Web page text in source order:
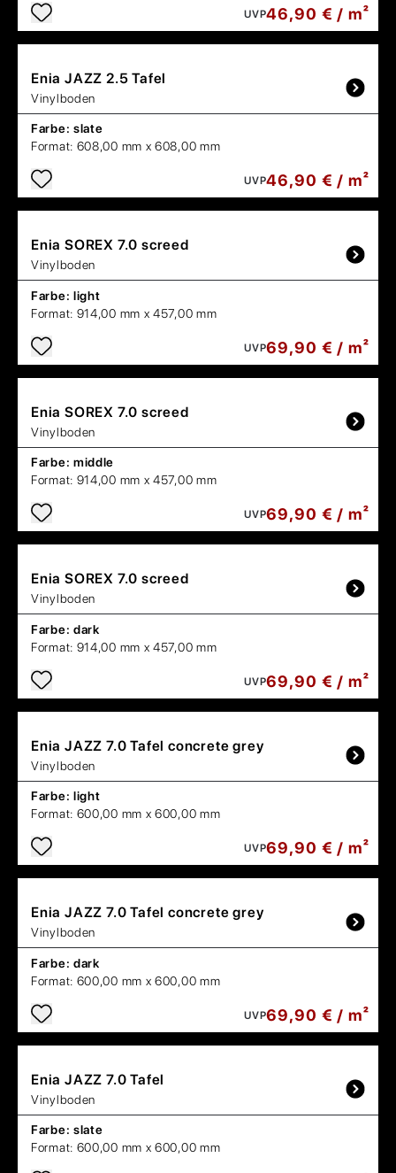
UVP46,90 € / m²
Enia JAZZ 2.5 Tafel
Vinylboden
Farbe: slate
Format: 608,00 mm x 608,00 mm
UVP46,90 € / m²
Enia SOREX 7.0 screed
Vinylboden
Farbe: light
Format: 914,00 mm x 457,00 mm
UVP69,90 € / m²
Enia SOREX 7.0 screed
Vinylboden
Farbe: middle
Format: 914,00 mm x 457,00 mm
UVP69,90 € / m²
Enia SOREX 7.0 screed
Vinylboden
Farbe: dark
Format: 914,00 mm x 457,00 mm
UVP69,90 € / m²
Enia JAZZ 7.0 Tafel concrete grey
Vinylboden
Farbe: light
Format: 600,00 mm x 600,00 mm
UVP69,90 € / m²
Enia JAZZ 7.0 Tafel concrete grey
Vinylboden
Farbe: dark
Format: 600,00 mm x 600,00 mm
UVP69,90 € / m²
Enia JAZZ 7.0 Tafel
Vinylboden
Farbe: slate
Format: 600,00 mm x 600,00 mm